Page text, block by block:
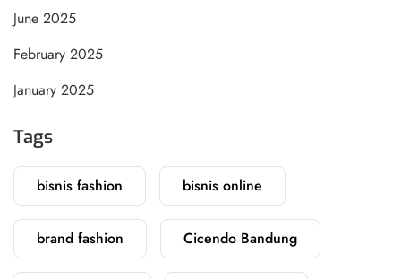
June 2025
February 2025
January 2025
Tags
bisnis fashion bisnis online
brand fashion Cicendo Bandung